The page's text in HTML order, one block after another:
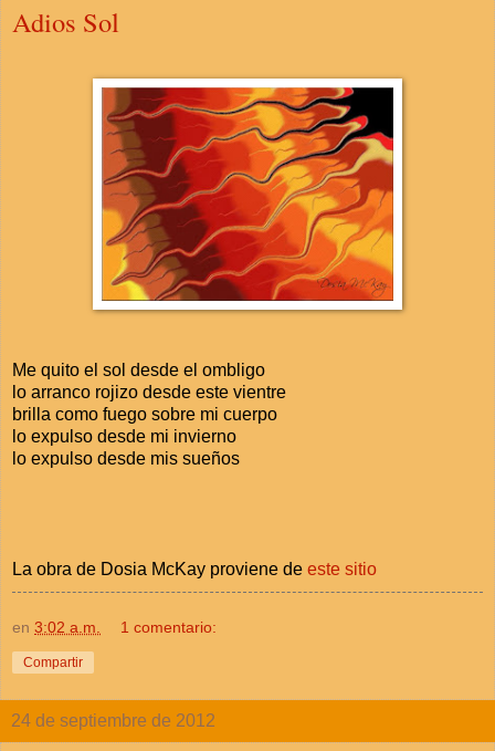
Adios Sol
Me quito el sol desde el ombligo
lo arranco rojizo desde este vientre
brilla como fuego sobre mi cuerpo
lo expulso desde mi invierno
lo expulso desde mis sueños
La obra de Dosia McKay proviene de este sitio
en 3:02 a.m. 1 comentario:
Compartir
24 de septiembre de 2012